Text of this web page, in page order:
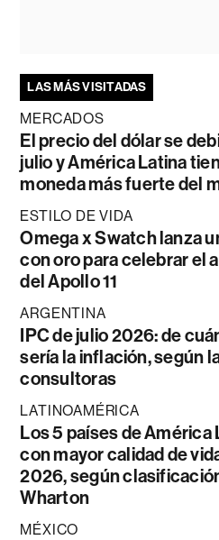
LAS MÁS VISITADAS
MERCADOS
El precio del dólar se
julio y América Latina
moneda más fuerte del
ESTILO DE VIDA
Omega x Swatch lanza
con oro para celebrar el
del Apollo 11
ARGENTINA
IPC de julio 2026: de
sería la inflación, según
consultoras
LATINOAMÉRICA
Los 5 países de América
con mayor calidad de
2026, según
Wharton
MÉXICO